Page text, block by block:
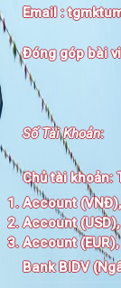
Email :
Đóng góp bài
Số Tài Khoản:
Chủ tài khoản:
Account
Account
Account
Bank BIDV